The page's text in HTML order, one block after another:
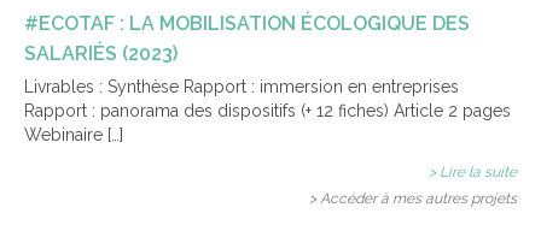
#ECOTAF : LA MOBILISATION ÉCOLOGIQUE DES
SALARIÉS (2023)
Livrables : Synthèse Rapport : immersion en entreprises
Rapport : panorama des dispositifs (+ 12 fiches) Article 2 pages
Webinaire […]
> Lire la suite
> Accéder à mes autres projets